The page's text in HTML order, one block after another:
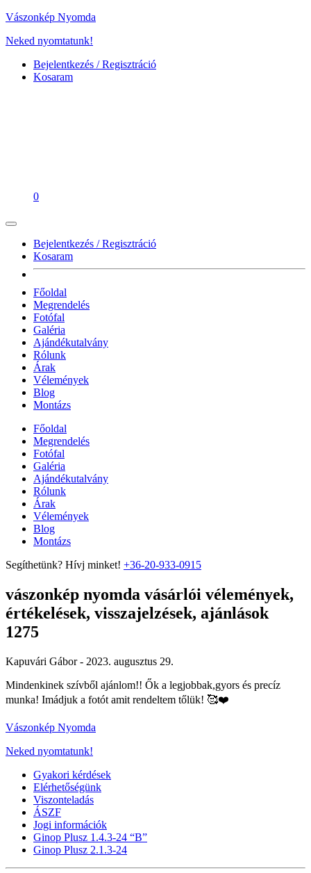
Vászonkép Nyomda
Neked nyomtatunk!
Bejelentkezés / Regisztráció
Kosaram
0
Bejelentkezés / Regisztráció
Kosaram
Főoldal
Megrendelés
Fotófal
Galéria
Ajándékutalvány
Rólunk
Árak
Vélemények
Blog
Montázs
Főoldal
Megrendelés
Fotófal
Galéria
Ajándékutalvány
Rólunk
Árak
Vélemények
Blog
Montázs
Segíthetünk? Hívj minket! +36-20-933-0915
vászonkép nyomda vásárlói vélemények,
értékelések, visszajelzések, ajánlások
1275
Kapuvári Gábor - 2023. augusztus 29.
Mindenkinek szívből ajánlom!! Ők a legjobbak,gyors és precíz
munka! Imádjuk a fotót amit rendeltem tőlük! 🥰❤️
Vászonkép Nyomda
Neked nyomtatunk!
Gyakori kérdések
Elérhetőségünk
Viszonteladás
ÁSZF
Jogi információk
Ginop Plusz 1.4.3-24 “B”
Ginop Plusz 2.1.3-24